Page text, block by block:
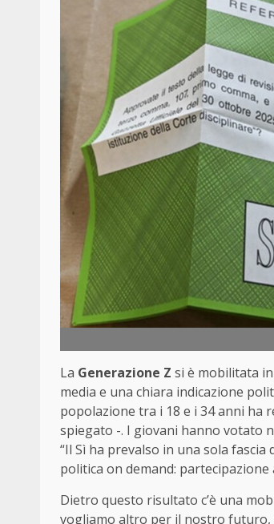
La Generazione Z si è mobilitata
media e una chiara indicazione
popolazione tra i 18 e i 34 anni ha
spiegato -. I giovani hanno votato
“Il Sì ha prevalso in una sola fascia
politica on demand:
Dietro questo risultato c’è una
vogliamo altro per il nostro futuro,